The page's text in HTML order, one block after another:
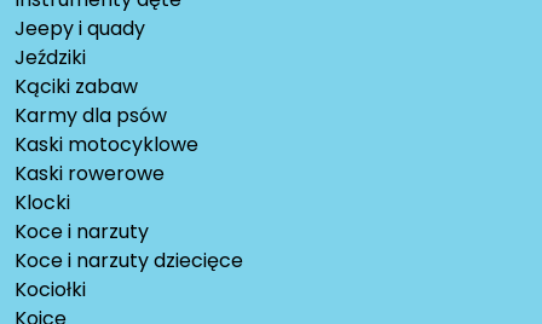
Jeepy i quady
Jeździki
Kąciki zabaw
Karmy dla psów
Kaski motocyklowe
Kaski rowerowe
Klocki
Koce i narzuty
Koce i narzuty dziecięce
Kociołki